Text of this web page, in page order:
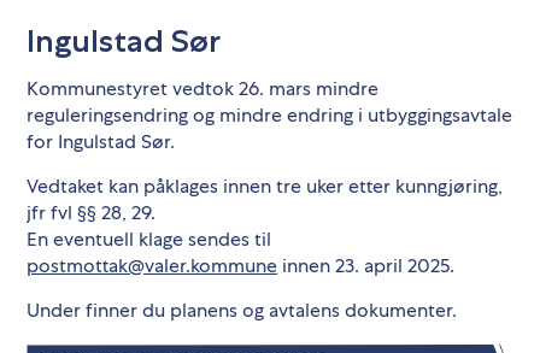
Ingulstad Sør
Kommunestyret vedtok 26. mars mindre
reguleringsendring og mindre endring i utbyggingsavtale
for Ingulstad Sør.
Vedtaket kan påklages innen tre uker etter kunngjøring,
jfr fvl §§ 28, 29.
En eventuell klage sendes til
postmottak@valer.kommune innen 23. april 2025.
Under finner du planens og avtalens dokumenter.